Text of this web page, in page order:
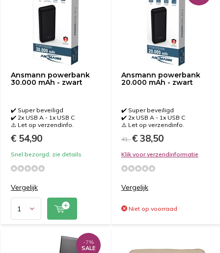
Ansmann powerbank
30.000 mAh - zwart
✔️ Super beveiligd
✔️ 2x USB A - 1x USB C
⚠️ Let op verzendinfo.
€ 54,90
Snel bezorgd, zie details
Vergelijk
Ansmann powerbank
20.000 mAh - zwart
✔️ Super beveiligd
✔️ 2x USB A - 1x USB C
⚠️ Let op verzendinfo.
41,-€ 38,50
Klik voor verzendinformatie
Vergelijk
Niet op voorraad
-7%
SALE